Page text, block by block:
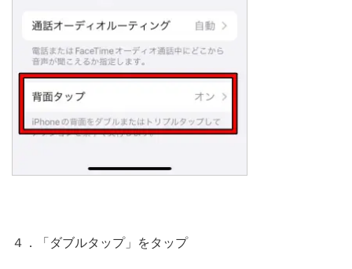
４．「ダブルタップ」をタップ